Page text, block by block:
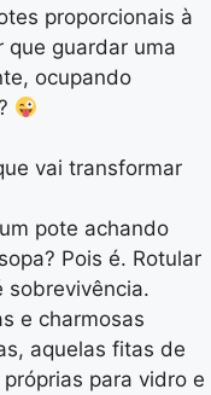
proporcionais à
guardar uma
ocupando
vai transformar
pote achando
Pois é. Rotular
sobrevivência.
e charmosas
aquelas fitas de
para vidro e